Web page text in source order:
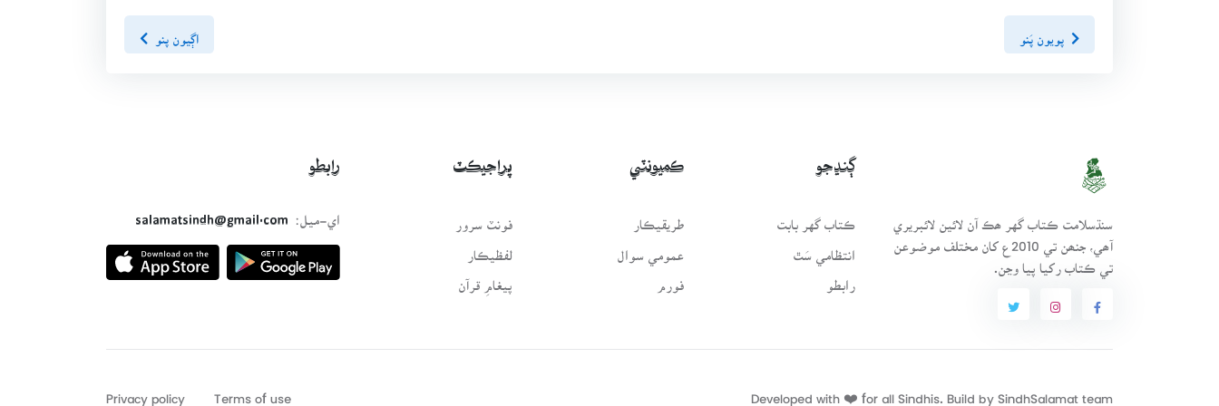
پويون پَنو اڳيون پنو
سنڌسلامت ڪتاب گهر ھڪ آن لائين لائبريري
آھي، جنھن تي 2010ع کان مختلف موضوعن
تي ڪتاب رکيا پيا وڃن.
ڳنڍجو
ڪتاب گهر بابت
انتظامي سَٿ
رابطو
ڪميونٽي
طريقيڪار
عمومي سوال
فورم
پراجيڪٽ
فونٽ سرور
لفظيڪار
پيغامِ قرآن
رابطو
اي-ميل:
salamatsindh@gmail.com
Developed with ❤️ for all Sindhis. Build by SindhSalamat
Terms of use
Privacy policy